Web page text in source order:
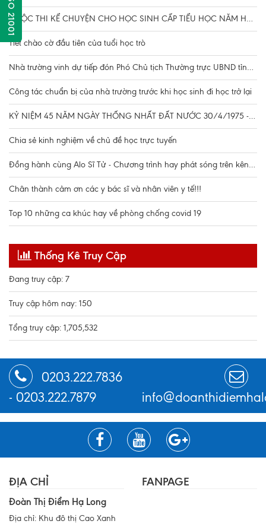
CUỘC THI KỂ CHUYỆN CHO HỌC SINH CẤP TIỂU HỌC NĂM HỌC 2021-2022
Tiết chào cờ đầu tiên của tuổi học trò
Nhà trường vinh dự tiếp đón Phó Chủ tịch Thường trực UBND tỉnh Đặng Huy Hậu kiểm tra công tác chuẩn bị cho học sinh đi học trở lại
Công tác chuẩn bị của nhà trường trước khi học sinh đi học trở lại
KỶ NIỆM 45 NĂM NGÀY THỐNG NHẤT ĐẤT NƯỚC 30/4/1975 - 30/4/2020
Chia sẻ kinh nghiệm về chủ đề học trực tuyến
Đồng hành cùng Alo Sĩ Tử - Chương trình hay phát sóng trên kênh truyền hình VTV7
Chân thành cảm ơn các y bác sĩ và nhân viên y tế!!!
Top 10 những ca khúc hay về phòng chống covid 19
Thống Kê Truy Cập
Đang truy cập: 7
Truy cập hôm nay: 150
Tổng truy cập: 1,705,532
0203.222.7836
- 0203.222.7879
ĐỊA CHỈ
Đoàn Thị Điểm Hạ Long
Địa chỉ: Khu đô thị Cao Xanh
FANPAGE